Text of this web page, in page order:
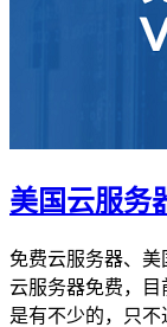
美国云服务
免费云服务器、
云服务器免费，
是有不少的，只